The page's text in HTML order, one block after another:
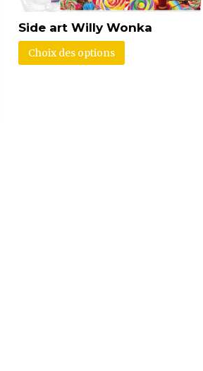
Side art Willy Wonka
Choix des options